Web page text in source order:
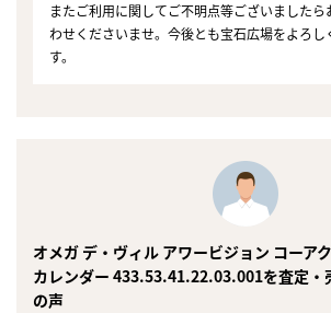
またご利用に関してご不明点等ございました
わせくださいませ。今後とも宝石広場をよろし
す。
オメガ デ・ヴィル アワービジョン コーア
カレンダー 433.53.41.22.03.001を査定・
の声